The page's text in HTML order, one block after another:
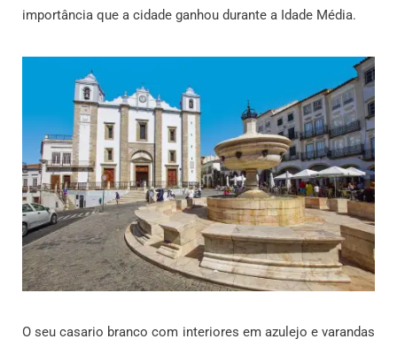
importância que a cidade ganhou durante a Idade Média.
O seu casario branco com interiores em azulejo e varandas